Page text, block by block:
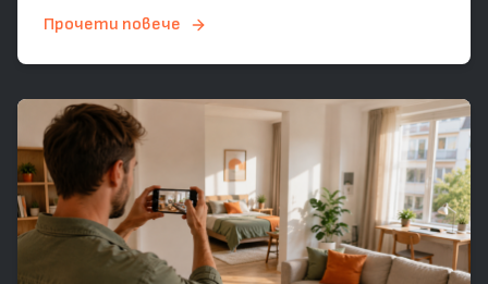
лични данни.
Прочети повече